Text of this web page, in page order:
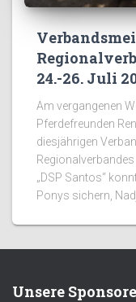
24.-26. Juli
Am vergangenen
Pferdefreunden
diesjährigen
„DSP Santos“
Ponys sichern,
Unsere